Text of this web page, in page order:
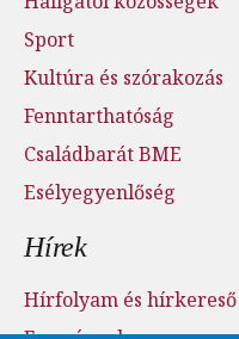
Sport
Kultúra és szórakozás
Fenntarthatóság
Családbarát BME
Esélyegyenlőség
Hírek
Hírfolyam és hírkereső